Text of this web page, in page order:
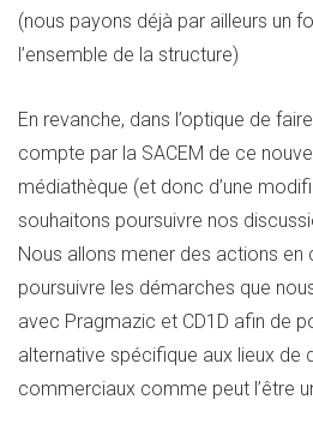
(nous payons déjà par ailleurs un
l’ensemble de la structure)
En revanche, dans l’optique de
compte par la SACEM de ce
médiathèque (et donc d’une
souhaitons poursuivre nos
Nous allons mener des actions en
poursuivre les démarches que
avec Pragmazic et CD1D afin de
alternative spécifique aux lieux de
commerciaux comme peut l’être